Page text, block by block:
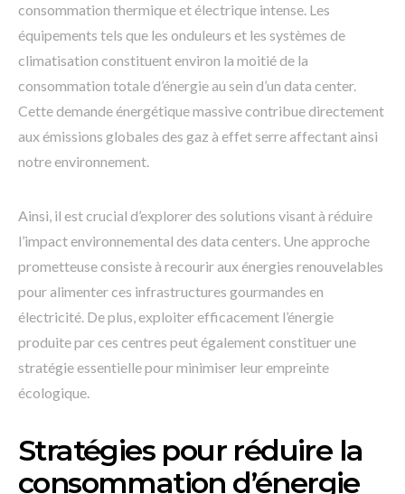
consommation thermique et électrique intense. Les
équipements tels que les onduleurs et les systèmes de
climatisation constituent environ la moitié de la
consommation totale d’énergie au sein d’un data center.
Cette demande énergétique massive contribue directement
aux émissions globales des gaz à effet serre affectant ainsi
notre environnement.
Ainsi, il est crucial d’explorer des solutions visant à réduire
l’impact environnemental des data centers. Une approche
prometteuse consiste à recourir aux énergies renouvelables
pour alimenter ces infrastructures gourmandes en
électricité. De plus, exploiter efficacement l’énergie
produite par ces centres peut également constituer une
stratégie essentielle pour minimiser leur empreinte
écologique.
Stratégies pour réduire la
consommation d’énergie